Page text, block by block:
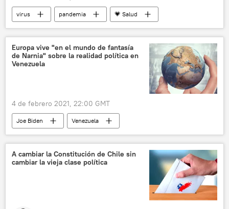
virus pandemia
💗 Salud
Big Bang
Europa vive "en el mundo de fantasía
de Narnia" sobre la realidad política en
Venezuela
4 de febrero 2021, 22:00 GMT
Joe Biden
Venezuela
Nicolás Maduro
cáncer
🌍 Europa
En órbita
EEUU
A cambiar la Constitución de Chile sin
cambiar la vieja clase política